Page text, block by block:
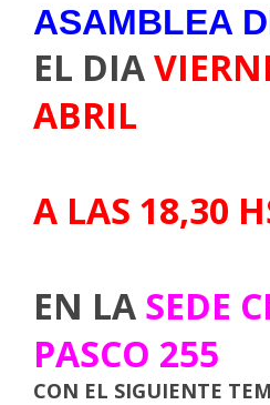
ASAMBLEA
EL DIA
ABRIL
A LAS 18,30
EN LA SEDE
PASCO 255
CON EL SIGUIENTE